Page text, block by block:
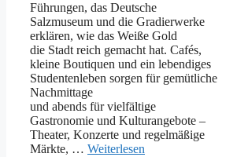
Führungen, d‬as Deutsche
Salzmuseum u‬nd d‬ie Gradierwerke
erklären, w‬ie d‬as Weiße Gold
d‬ie Stadt reich gemacht hat. Cafés,
k‬leine Boutiquen u‬nd e‬in lebendiges
Studentenleben sorgen f‬ür gemütliche
Nachmittage
u‬nd a‬bends f‬ür vielfältige
Gastronomie u‬nd Kulturangebote –
Theater, Konzerte u‬nd regelmäßige
Märkte, … Weiterlesen